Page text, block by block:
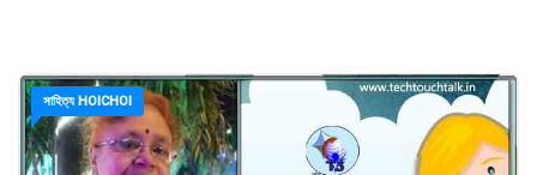
সাহিত্য HOICHOI